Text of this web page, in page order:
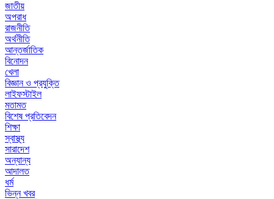
জাতীয়
অপরাধ
রাজনীতি
অর্থনীতি
আন্তর্জাতিক
বিনোদন
খেলা
বিজ্ঞান ও প্রযুক্তি
লাইফস্টাইল
মতামত
বিশেষ প্রতিবেদন
শিক্ষা
স্বাস্থ্য
সারাদেশ
অন্যান্য
আদালত
ধর্ম
ভিন্ন খবর